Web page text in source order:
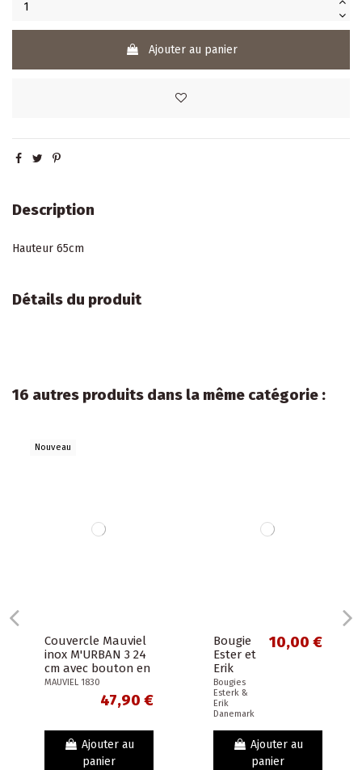
Ajouter au panier
Description
Hauteur 65cm
Détails du produit
16 autres produits dans la même catégorie :
Nouveau
Couvercle Mauviel
inox M'URBAN 3 24
cm avec bouton en
onyx noir brillant
pour gamme...
MAUVIEL 1830
47,90 €
Ajouter au
panier
Bougie
Ester et
Erik
Cierge
Conique
Keglelys
orange
Bougies
Esterk &
Erik
Danemark
10,00 €
Ajouter au
panier